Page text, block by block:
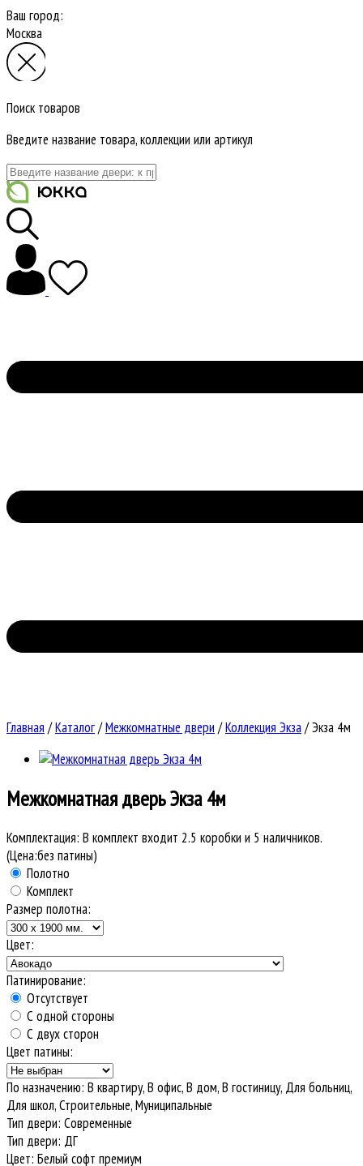
Ваш город:
Москва
Поиск товаров
Введите название товара, коллекции или артикул
Главная /Каталог/Межкомнатные двери /Коллекция Экза/Экза 4м
Межкомнатная дверьЭкза 4м
Комплектация: В комплект входит 2.5 коробки и 5 наличников.
(Цена:без патины)
Полотно
Комплект
Размер полотна:
Цвет:
Патинирование:
Отсутствует
С одной стороны
С двух сторон
Цвет патины:
По назначению: В квартиру, В офис, В дом, В гостиницу, Для больниц,
Для школ, Строительные, Муниципальные
Тип двери: Современные
Тип двери: ДГ
Цвет: Белый софт премиум